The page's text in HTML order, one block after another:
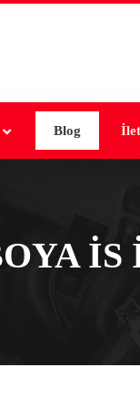
Blog